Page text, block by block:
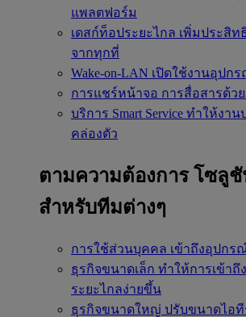
แพลตฟอร์ม
เดสก์ท็อประยะไกล เพิ่มประสิท
จากทุกที่
Wake-on-LAN เปิดใช้งานอุปก
การแชร์หน้าจอ การสื่อสารด้ว
บริการ Smart Service ทำให้งาน
คล่องตัว
ตามความต้องการ โซลู
สำหรับทีมต่างๆ
การใช้ส่วนบุคคล เข้าถึงอุปกร
ธุรกิจขนาดเล็ก ทำให้การเข้า
ระยะไกลง่ายขึ้น
ธุรกิจขนาดใหญ่ ปรับขนาดไอ